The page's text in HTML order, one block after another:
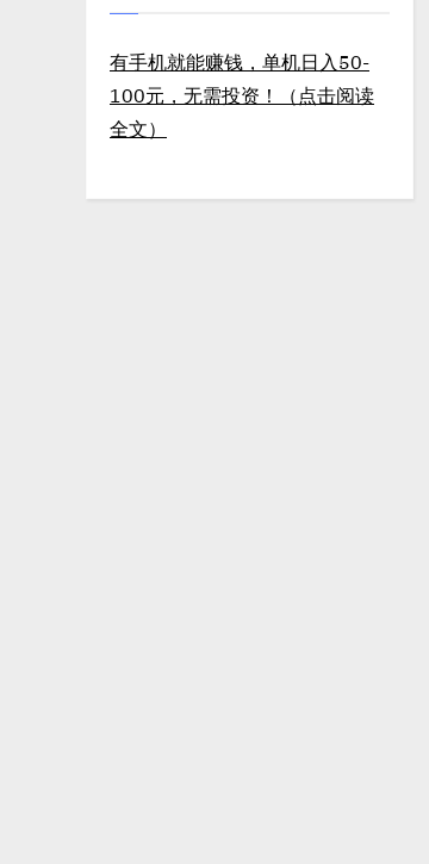
有手机就能赚钱，单机日入50-
100元，无需投资！（点击阅读
全文）